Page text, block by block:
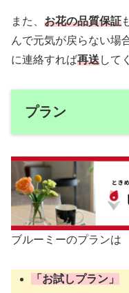
また、 お花の品質保証
んで元気が戻らない場
に連絡すれば再送して
プラン
ブルーミーのプランは
「お試しプラン」